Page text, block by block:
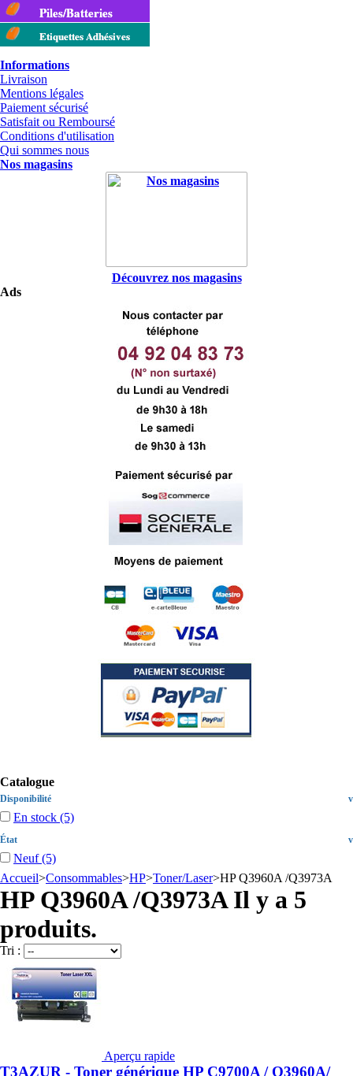
Piles/Batteries
Etiquettes Adhésives
Informations
Livraison
Mentions légales
Paiement sécurisé
Satisfait ou Remboursé
Conditions d'utilisation
Qui sommes nous
Nos magasins
Découvrez nos magasins
Ads
Catalogue
Disponibilité v
En stock (5)
État v
Neuf(5)
Accueil>Consommables>HP>Toner/Laser>HP Q3960A /Q3973A
HP Q3960A /Q3973AIl y a 5
produits.
Tri :
Aperçu rapide
T3AZUR - Toner générique HP C9700A / Q3960A/